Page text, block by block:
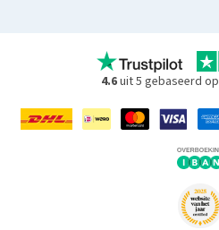
4.6uit 5 gebaseerd op